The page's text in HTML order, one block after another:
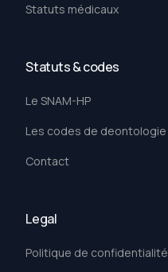
Statuts médicaux
Statuts & codes
Le SNAM-HP
Les codes de deontologie
Contact
Legal
Politique de confidentialité